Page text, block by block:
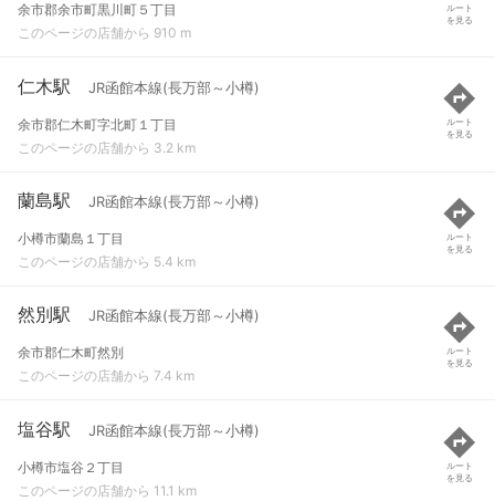
余市郡余市町黒川町５丁目
このページの店舗から 910 m
ルート
を見る
仁木駅 JR函館本線(長万部～小樽)
余市郡仁木町字北町１丁目
このページの店舗から 3.2 km
ルート
を見る
蘭島駅 JR函館本線(長万部～小樽)
小樽市蘭島１丁目
このページの店舗から 5.4 km
ルート
を見る
然別駅 JR函館本線(長万部～小樽)
余市郡仁木町然別
このページの店舗から 7.4 km
ルート
を見る
塩谷駅 JR函館本線(長万部～小樽)
小樽市塩谷２丁目
このページの店舗から 11.1 km
ルート
を見る